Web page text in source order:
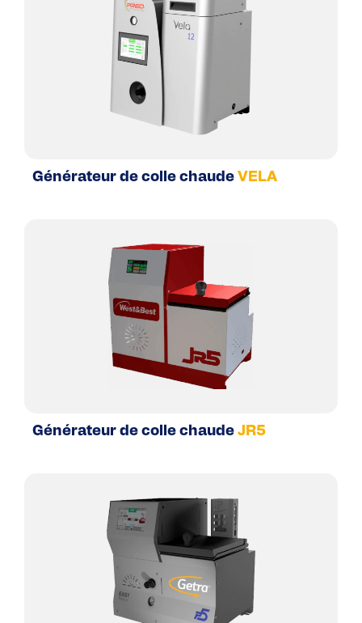
Générateur de colle chaude VELA
Générateur de colle chaude JR5